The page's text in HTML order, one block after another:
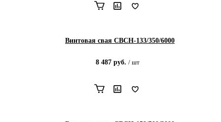
Винтовая свая СВСН-133/350/6000
8 487руб. / шт